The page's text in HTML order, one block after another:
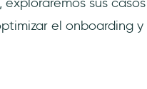
el onboarding y